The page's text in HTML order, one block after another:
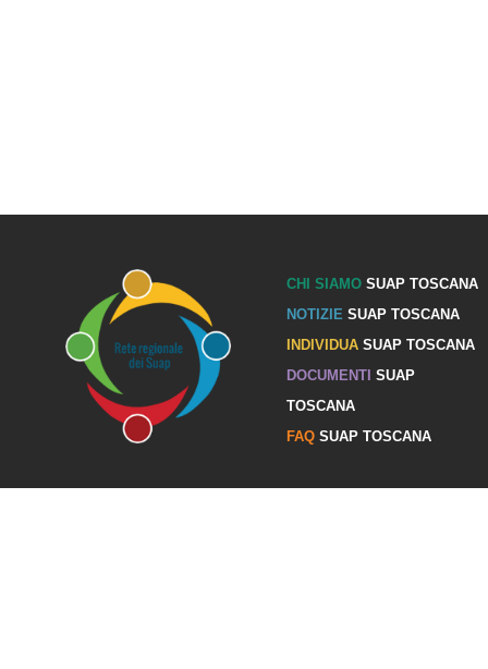
CHI SIAMOSUAP TOSCANA
NOTIZIE SUAP TOSCANA
INDIVIDUASUAP TOSCANA
DOCUMENTI SUAP
TOSCANA
FAQSUAP TOSCANA